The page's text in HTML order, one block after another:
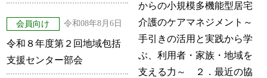
会員向け 令和08年8月6日
令和８年度第２回地域包括
支援センター部会
からの小規模多機能型居宅
介護のケアマネジメント～
手引きの活用と実践から学
ぶ、利用者・家族・地域を
支える力～ ２．最近の協